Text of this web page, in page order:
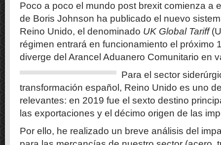
Poco a poco el mundo post brexit comienza a
de Boris Johnson ha publicado el nuevo
Reino Unido, el denominado UK Global Tariff
régimen entrará en funcionamiento el próximo
diverge del Arancel Aduanero Comunitario en
Para el sector
transformación español, Reino Unido es uno
relevantes: en 2019 fue el sexto destino
las exportaciones y el décimo origen de las
Por ello, he realizado un breve análisis del